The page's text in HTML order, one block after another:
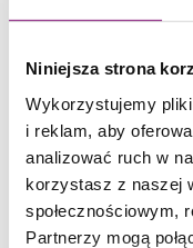
Niniejsza strona
Wykorzystujemy
i reklam, aby
analizować ruch w
korzystasz z naszej
społecznościowym,
Partnerzy mogą
upolować swoje